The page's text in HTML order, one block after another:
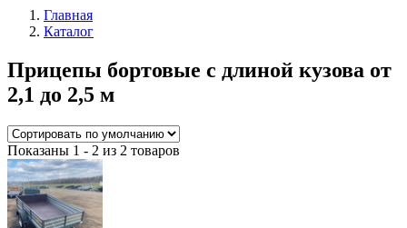
Главная
Каталог
Прицепы бортовые с длиной кузова от
2,1 до 2,5 м
Показаны 1 - 2 из 2 товаров